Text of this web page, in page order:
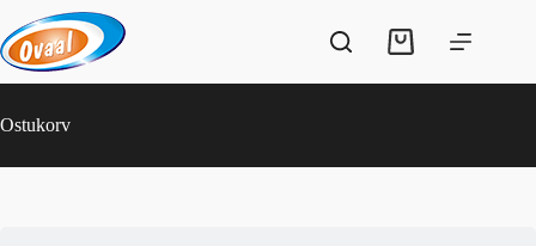
to
content
Shopping
Ostukorv